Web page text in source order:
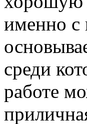
именно с
среди
работе